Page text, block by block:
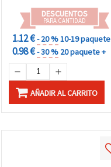
DESCUENTOS
PARA CANTIDAD
1.12 €- 20 %10-19 paquete
0.98 €- 30 % 20 paquete +
AÑADIR AL CARRITO